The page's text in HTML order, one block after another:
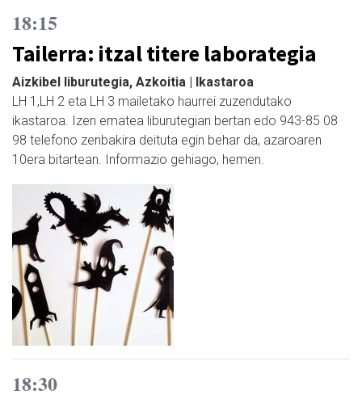
18:15
Tailerra: itzal titere laborategia
Aizkibel liburutegia, Azkoitia | Ikastaroa
LH 1,LH 2 eta LH 3 mailetako haurrei zuzendutako
ikastaroa. Izen ematea liburutegian bertan edo 943-85 08
98 telefono zenbakira deituta egin behar da, azaroaren
10era bitartean. Informazio gehiago, hemen.
18:30